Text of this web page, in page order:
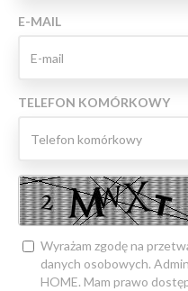
E-MAIL
TELEFON KOMÓRKOWY
Wyrażam zgodę na
danych osobowych.
HOME. Mam prawo